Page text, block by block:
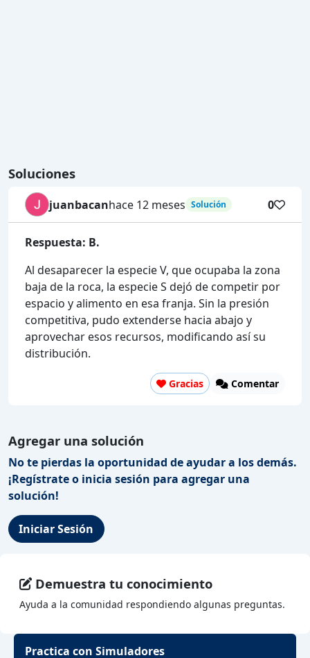
Soluciones
juanbacanhace 12 meses Solución 0
Respuesta: B.
Al desaparecer la especie V, que ocupaba la zona
baja de la roca, la especie S dejó de competir por
espacio y alimento en esa franja. Sin la presión
competitiva, pudo extenderse hacia abajo y
aprovechar esos recursos, modificando así su
distribución.
Gracias Comentar
Agregar una solución
No te pierdas la oportunidad de ayudar a los demás.
¡Regístrate o inicia sesión para agregar una
solución!
Iniciar Sesión
Demuestra tu conocimiento
Ayuda a la comunidad respondiendo algunas preguntas.
Practica con Simuladores